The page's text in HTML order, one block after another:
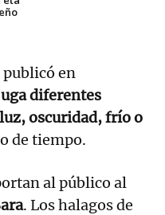
en
diferentes
oscuridad, frío o
de tiempo.
al público al
. Los halagos de